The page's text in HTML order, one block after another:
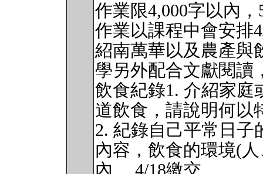
作業限4,000字以內
作業以課程中會安排
紹南萬華以及農產與
學另外配合文獻閱讀
飲食紀錄1. 介紹家庭
道飲食，請說明何以
2. 紀錄自己平常日子
內容，飲食的環境(
內。 4/18繳交